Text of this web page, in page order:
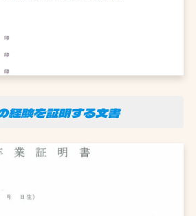
経験を証明する文書